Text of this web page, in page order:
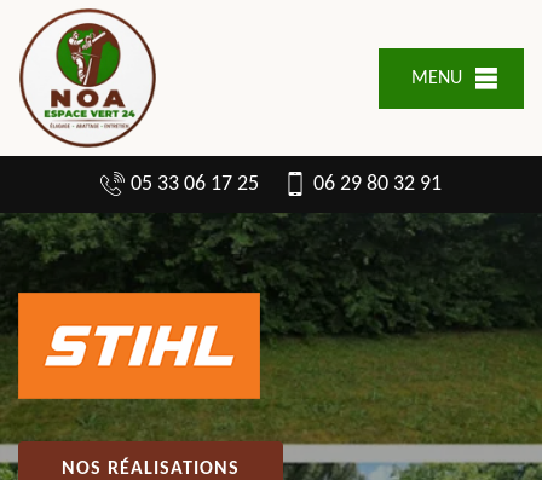
MENU
05 33 06 17 25 06 29 80 32 91
NOS RÉALISATIONS